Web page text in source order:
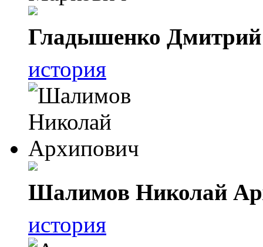
Гладышенко
история
Шалимов Николай
история